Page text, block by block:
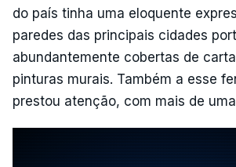
do país tinha uma eloquente
paredes das principais cidades
abundantemente cobertas de
pinturas murais. Também a esse
prestou atenção, com mais de